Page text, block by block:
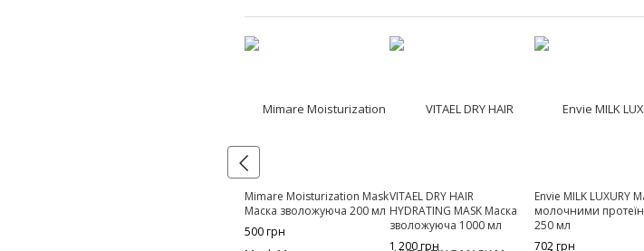
Mimare Moisturization Mask
Маска зволожуюча 200 мл
500 грн
VITAEL DRY HAIR
HYDRATING MASK Маска
зволожуюча 1000 мл
1 200 грн
Envie MILK LUXURY
молочними
250 мл
702 грн